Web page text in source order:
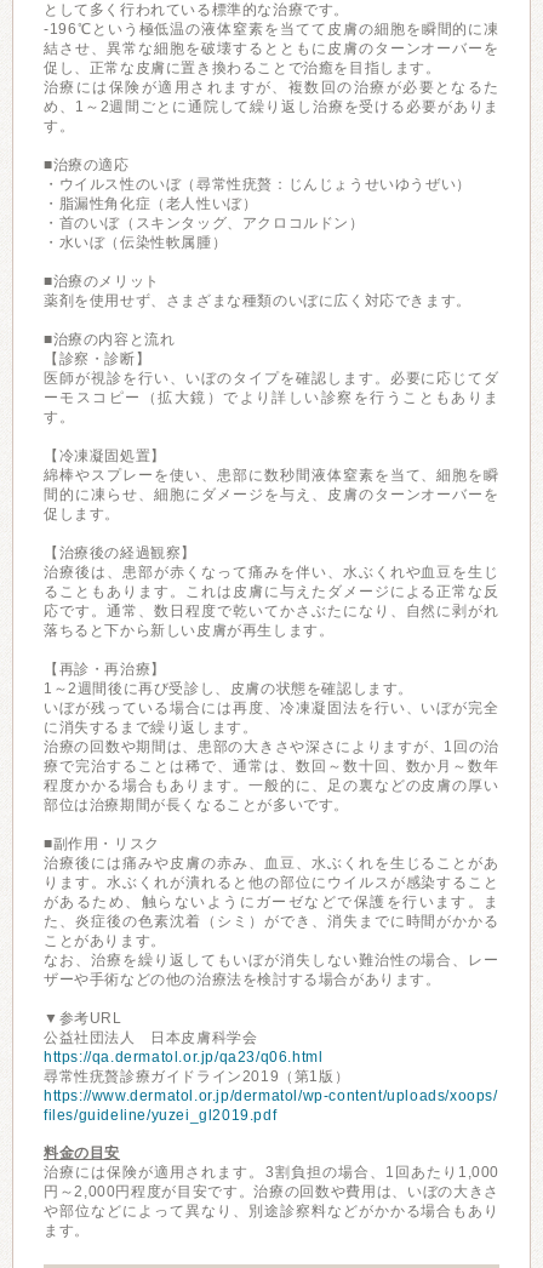
として多く行われている標準的な治療です。
-196℃という極低温の液体窒素を当てて皮膚の細胞を瞬間的に凍
結させ、異常な細胞を破壊するとともに皮膚のターンオーバーを
促し、正常な皮膚に置き換わることで治癒を目指します。
治療には保険が適用されますが、複数回の治療が必要となるた
め、1～2週間ごとに通院して繰り返し治療を受ける必要がありま
す。
■治療の適応
・ウイルス性のいぼ（尋常性疣贅：じんじょうせいゆうぜい）
・脂漏性角化症（老人性いぼ）
・首のいぼ（スキンタッグ、アクロコルドン）
・水いぼ（伝染性軟属腫）
■治療のメリット
薬剤を使用せず、さまざまな種類のいぼに広く対応できます。
■治療の内容と流れ
【診察・診断】
医師が視診を行い、いぼのタイプを確認します。必要に応じてダ
ーモスコピー（拡大鏡）でより詳しい診察を行うこともありま
す。
【冷凍凝固処置】
綿棒やスプレーを使い、患部に数秒間液体窒素を当て、細胞を瞬
間的に凍らせ、細胞にダメージを与え、皮膚のターンオーバーを
促します。
【治療後の経過観察】
治療後は、患部が赤くなって痛みを伴い、水ぶくれや血豆を生じ
ることもあります。これは皮膚に与えたダメージによる正常な反
応です。通常、数日程度で乾いてかさぶたになり、自然に剥がれ
落ちると下から新しい皮膚が再生します。
【再診・再治療】
1～2週間後に再び受診し、皮膚の状態を確認します。
いぼが残っている場合には再度、冷凍凝固法を行い、いぼが完全
に消失するまで繰り返します。
治療の回数や期間は、患部の大きさや深さによりますが、1回の治
療で完治することは稀で、通常は、数回～数十回、数か月～数年
程度かかる場合もあります。一般的に、足の裏などの皮膚の厚い
部位は治療期間が長くなることが多いです。
■副作用・リスク
治療後には痛みや皮膚の赤み、血豆、水ぶくれを生じることがあ
ります。水ぶくれが潰れると他の部位にウイルスが感染すること
があるため、触らないようにガーゼなどで保護を行います。ま
た、炎症後の色素沈着（シミ）ができ、消失までに時間がかかる
ことがあります。
なお、治療を繰り返してもいぼが消失しない難治性の場合、レー
ザーや手術などの他の治療法を検討する場合があります。
▼参考URL
公益社団法人 日本皮膚科学会
https://qa.dermatol.or.jp/qa23/q06.html
尋常性疣贅診療ガイドライン2019（第1版）
https://www.dermatol.or.jp/dermatol/wp-content/uploads/xoops/
files/guideline/yuzei_gl2019.pdf
料金の目安
治療には保険が適用されます。3割負担の場合、1回あたり1,000
円～2,000円程度が目安です。治療の回数や費用は、いぼの大きさ
や部位などによって異なり、別途診察料などがかかる場合もあり
ます。